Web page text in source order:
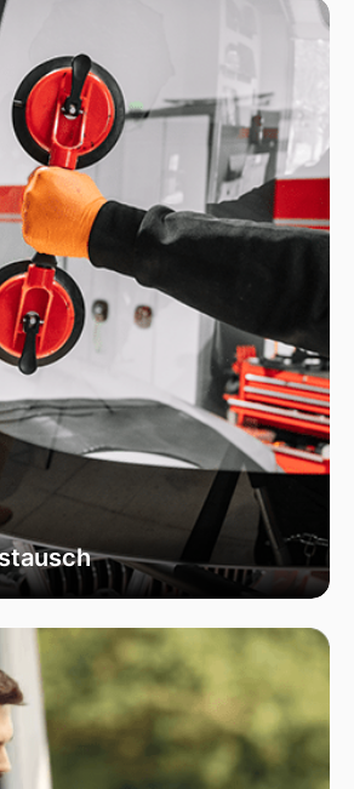
zu
Sie größere Risse und
spezialisiertes Verfahren,
Ihrer Scheibe effektiv
Sie einen fachgerechten
Wir verwenden
Autoglas, das
geeignet ist, um
Sicherheit zu garantieren.